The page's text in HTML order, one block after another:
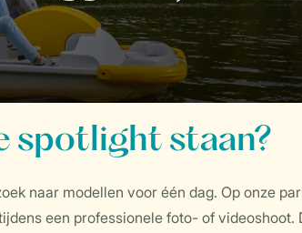
spotlight staan?
naar modellen voor één dag. Op onze
een professionele foto- of